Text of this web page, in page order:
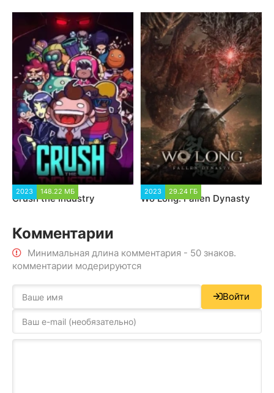
2023 148.22 МБ
Crush the Industry
2023 29.24 ГБ
Wo Long: Fallen Dynasty
Комментарии
Минимальная длина комментария - 50 знаков.
комментарии модерируются
Войти